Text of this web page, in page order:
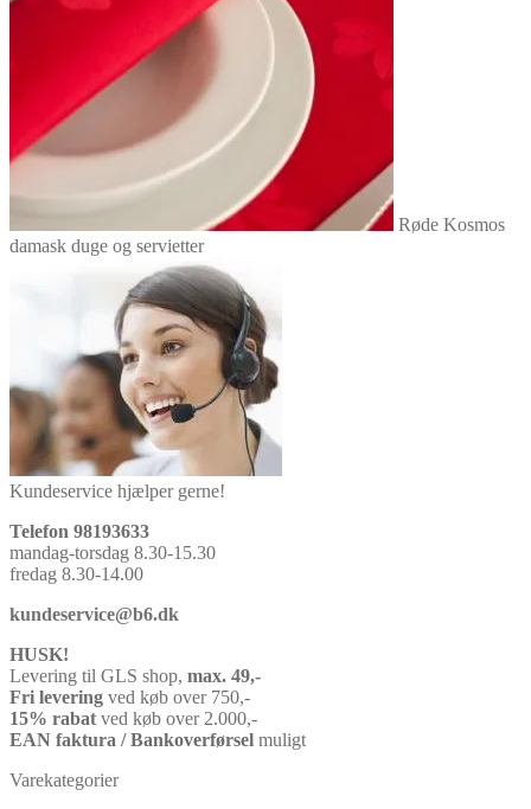
Røde Kosmos
damask duge og servietter
Kundeservice hjælper gerne!
Telefon 98193633
mandag-torsdag 8.30-15.30
fredag 8.30-14.00
kundeservice@b6.dk
HUSK!
Levering til GLS shop, max. 49,-
Fri levering ved køb over 750,-
15% rabat ved køb over 2.000,-
EAN faktura / Bankoverførsel muligt
Varekategorier